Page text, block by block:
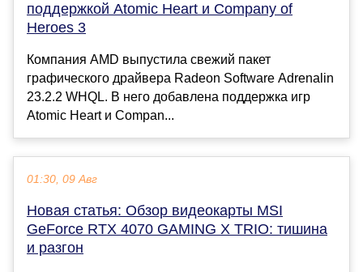
поддержкой Atomic Heart и Company of
Heroes 3
Компания AMD выпустила свежий пакет
графического драйвера Radeon Software Adrenalin
23.2.2 WHQL. В него добавлена поддержка игр
Atomic Heart и Compan...
01:30, 09 Авг
Новая статья: Обзор видеокарты MSI
GeForce RTX 4070 GAMING X TRIO: тишина
и разгон